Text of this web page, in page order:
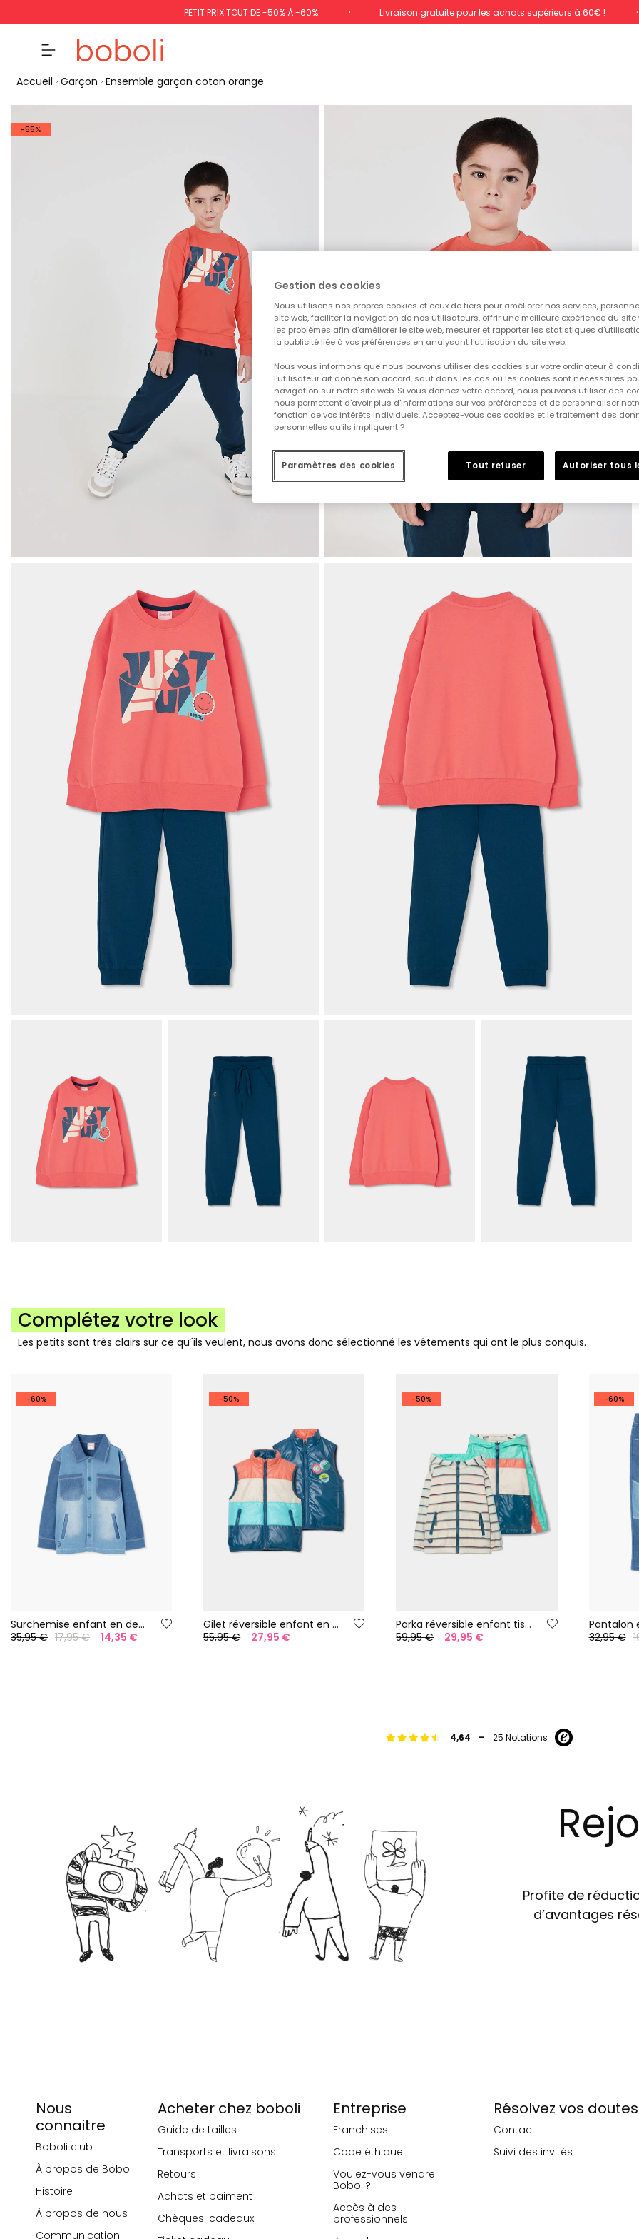
PETIT PRIX TOUT DE -50% À -60% Livraison gratuite pour les achats supérieurs à 60€ !
Accueil Garçon Ensemble garçon coton orange
-55%
Complétez votre look
Les petits sont très clairs sur ce qu´ils veulent, nous avons donc sélectionné les vêtements qui ont le plus conquis.
-60%
Surchemise enfant en denim bleu
35,95 € 17,95 € 14,35 €
-50%
Gilet réversible enfant en tissu technique
55,95 €
27,95 €
-50%
Parka réversible enfant tissu technique color block
59,95 €
29,95 €
-60%
32,95 €
4,64 - 25 Notations
Profite de
d’avantages
Nous
connaitre
Boboli club
À propos de Boboli
Histoire
À propos de nous
Communication
Acheter chez boboli
Guide de tailles
Transports et livraisons
Retours
Achats et paiment
Chèques-cadeaux
Entreprise
Franchises
Code éthique
Voulez-vous vendre
Boboli?
Accès à des
professionnels
Résolvez vos doutes
Contact
Suivi des invités
Gestion des cookies
Nous utilisons nos propres cookies et ceux de tiers pour améliorer nos services,
site web, faciliter la navigation de nos utilisateurs, offrir une meilleure expérience du site
les problèmes afin d'améliorer le site web, mesurer et rapporter les statistiques
la publicité liée à vos préférences en analysant l'utilisation du site web.
Nous vous informons que nous pouvons utiliser des cookies sur votre ordinateur à
l'utilisateur ait donné son accord, sauf dans les cas où les cookies sont nécessaires
navigation sur notre site web. Si vous donnez votre accord, nous pouvons utiliser des
nous permettent d'avoir plus d'informations sur vos préférences et de personnaliser
fonction de vos intérêts individuels. Acceptez-vous ces cookies et le traitement des
personnelles qu'ils impliquent ?
Tout refuser Autoriser tous
Paramètres des cookies